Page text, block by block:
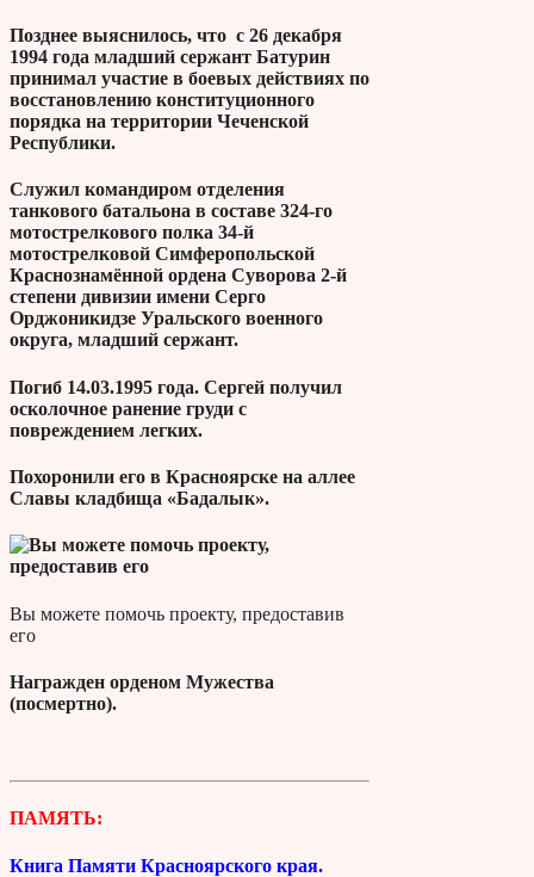
Позднее выяснилось, что с 26 декабря
1994 года младший сержант Батурин
принимал участие в боевых действиях по
восстановлению конституционного
порядка на территории Чеченской
Республики.
Служил командиром отделения
танкового батальона в составе 324-го
мотострелкового полка 34-й
мотострелковой Симферопольской
Краснознамённой ордена Суворова 2-й
степени дивизии имени Серго
Орджоникидзе Уральского военного
округа, младший сержант.
Погиб 14.03.1995 года. Сергей получил
осколочное ранение груди с
повреждением легких.
Похоронили его в Красноярске на аллее
Славы кладбища «Бадалык».
Вы можете помочь проекту, предоставив
его
Награжден орденом Мужества
(посмертно).
ПАМЯТЬ:
Книга Памяти Красноярского края.